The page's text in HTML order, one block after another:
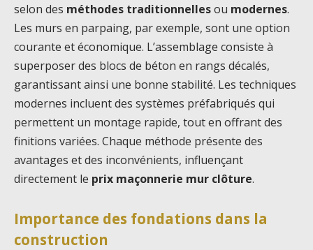
selon des méthodes traditionnellesou modernes.
Les murs en parpaing, par exemple, sont une option
courante et économique. L’assemblage consiste à
superposer des blocs de béton en rangs décalés,
garantissant ainsi une bonne stabilité. Les techniques
modernes incluent des systèmes préfabriqués qui
permettent un montage rapide, tout en offrant des
finitions variées. Chaque méthode présente des
avantages et des inconvénients, influençant
directement le prix maçonnerie mur clôture.
Importance des fondations dans la
construction